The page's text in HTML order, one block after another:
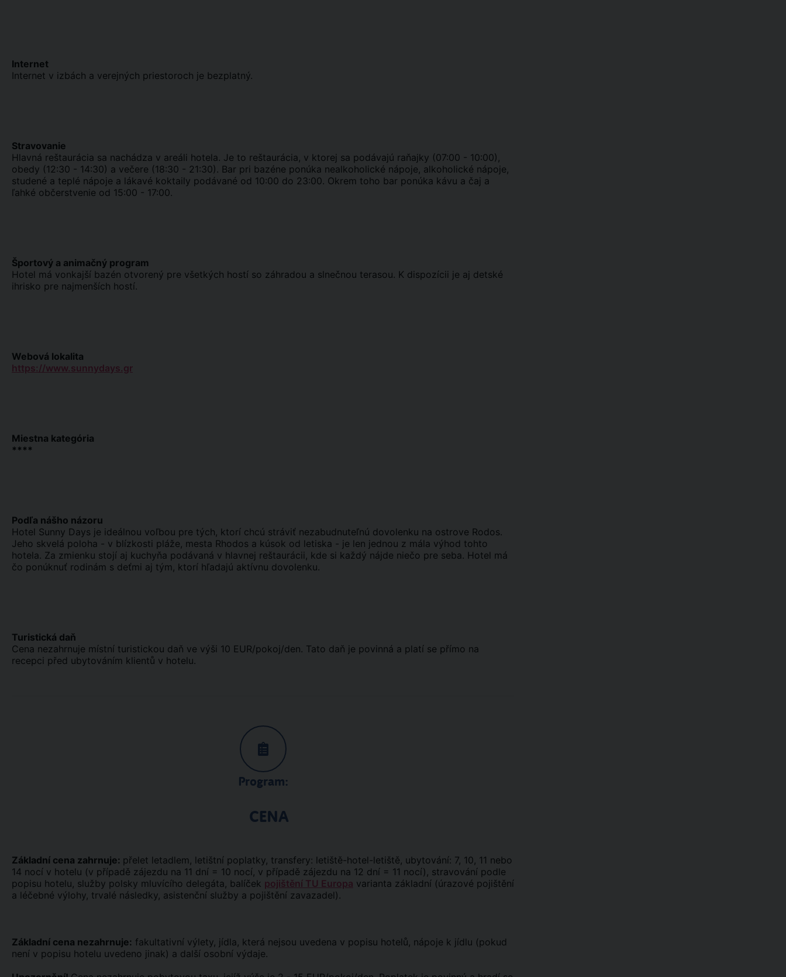
Internet
Internet v izbách a verejných priestoroch je bezplatný.
Stravovanie
Hlavná reštaurácia sa nachádza v areáli hotela. Je to reštaurácia, v ktorej sa podávajú raňajky (07:00 - 10:00),
obedy (12:30 - 14:30) a večere (18:30 - 21:30). Bar pri bazéne ponúka nealkoholické nápoje, alkoholické nápoje,
studené a teplé nápoje a lákavé koktaily podávané od 10:00 do 23:00. Okrem toho bar ponúka kávu a čaj a
ľahké občerstvenie od 15:00 - 17:00.
Športový a animačný program
Hotel má vonkajší bazén otvorený pre všetkých hostí so záhradou a slnečnou terasou. K dispozícii je aj detské
ihrisko pre najmenších hostí.
Webová lokalita
https://www.sunnydays.gr
Miestna kategória
****
Podľa nášho názoru
Hotel Sunny Days je ideálnou voľbou pre tých, ktorí chcú stráviť nezabudnuteľnú dovolenku na ostrove Rodos.
Jeho skvelá poloha - v blízkosti pláže, mesta Rhodos a kúsok od letiska - je len jednou z mála výhod tohto
hotela. Za zmienku stojí aj kuchyňa podávaná v hlavnej reštaurácii, kde si každý nájde niečo pre seba. Hotel má
čo ponúknuť rodinám s deťmi aj tým, ktorí hľadajú aktívnu dovolenku.
Turistická daň
Cena nezahrnuje místní turistickou daň ve výši 10 EUR/pokoj/den. Tato daň je povinná a platí se přímo na
recepci před ubytováním klientů v hotelu.
Program:
CENA
Základní cena zahrnuje: přelet letadlem, letištní poplatky, transfery: letiště-hotel-letiště, ubytování: 7, 10, 11 nebo
14 nocí v hotelu (v případě zájezdu na 11 dní = 10 nocí, v případě zájezdu na 12 dní = 11 nocí), stravování podle
popisu hotelu, služby polsky mluvícího delegáta, balíček pojištění TU Europa varianta základní (úrazové pojištění
a léčebné výlohy, trvalé následky, asistenční služby a pojištění zavazadel).
Základní cena nezahrnuje: fakultativní výlety, jídla, která nejsou uvedena v popisu hotelů, nápoje k jídlu (pokud
není v popisu hotelu uvedeno jinak) a další osobní výdaje.